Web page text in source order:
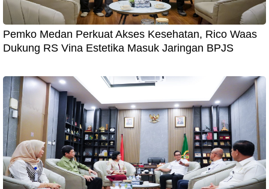
Pemko Medan Perkuat Akses Kesehatan, Rico Waas
Dukung RS Vina Estetika Masuk Jaringan BPJS